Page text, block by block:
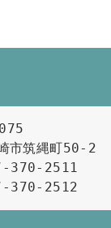
市筑縄町50-2
370-2511
370-2512